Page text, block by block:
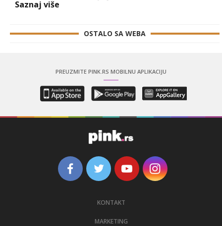
Saznaj više
OSTALO SA WEBA
PREUZMITE PINK.RS MOBILNU APLIKACIJU
KONTAKT
MARKETING